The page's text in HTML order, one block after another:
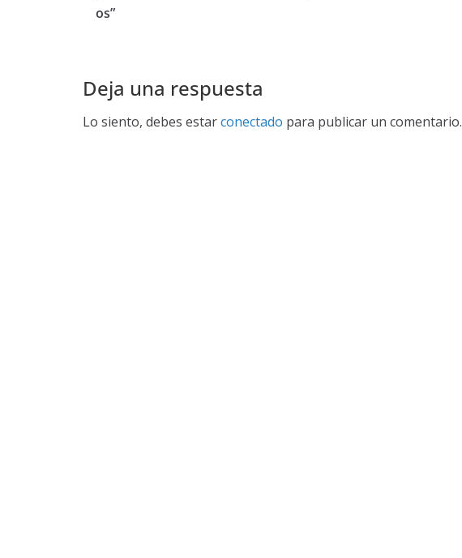
os”
Deja una respuesta
Lo siento, debes estarconectado para publicar un comentario.